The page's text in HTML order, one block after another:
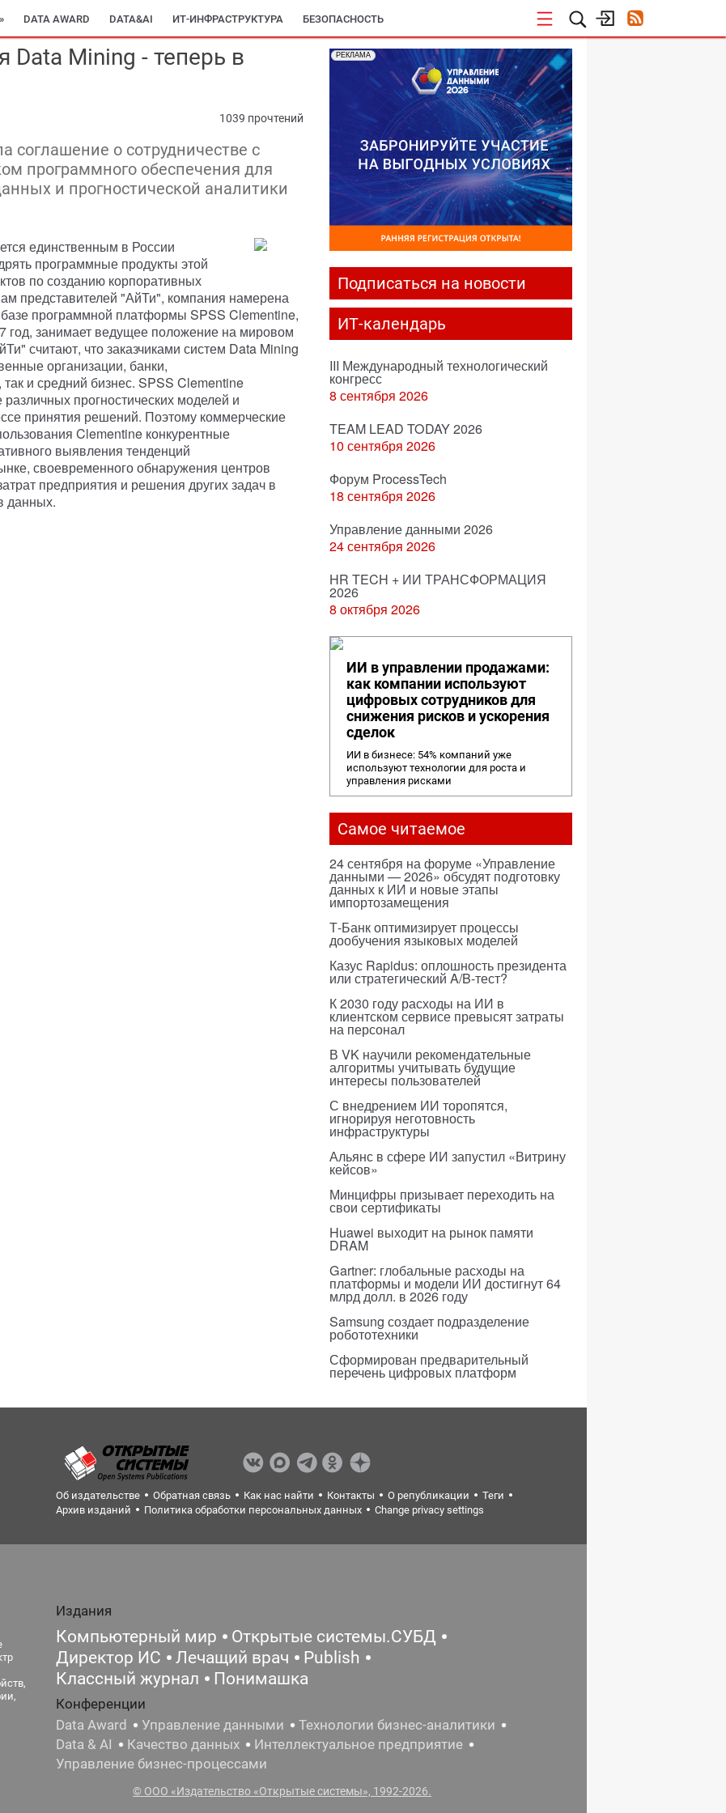
DATA AWARD DATA&AI ИТ-ИНФРАСТРУКТУРА БЕЗОПАСНОСТЬ
Data Mining - теперь в
1039 прочтений
соглашение о сотрудничестве с
программного обеспечения для
и прогностической аналитики
единственным в России
программные продукты этой
по созданию корпоративных
представителей "АйТи", компания намерена
программной платформы SPSS Clementine,
год, занимает ведущее положение на мировом
считают, что заказчиками систем Data Mining
организации, банки,
и средний бизнес. SPSS Clementine
прогностических моделей и
принятия решений. Поэтому коммерческие
Clementine конкурентные
выявления тенденций
своевременного обнаружения центров
предприятия и решения других задач в
данных.
РЕКЛАМА
Подписаться на новости
ИТ-календарь
III Международный технологический
конгресс
8 сентября 2026
TEAM LEAD TODAY 2026
10 сентября 2026
Форум ProcessTech
18 сентября 2026
Управление данными 2026
24 сентября 2026
HR TECH + ИИ ТРАНСФОРМАЦИЯ
2026
8 октября 2026
ИИ в управлении продажами:
как компании используют
цифровых сотрудников для
снижения рисков и ускорения
сделок
ИИ в бизнесе: 54% компаний уже
используют технологии для роста и
управления рисками
Самое читаемое
24 сентября на форуме «Управление
данными — 2026» обсудят подготовку
данных к ИИ и новые этапы
импортозамещения
Т-Банк оптимизирует процессы
дообучения языковых моделей
Казус Rapidus: оплошность президента
или стратегический A/B-тест?
К 2030 году расходы на ИИ в
клиентском сервисе превысят затраты
на персонал
В VK научили рекомендательные
алгоритмы учитывать будущие
интересы пользователей
С внедрением ИИ торопятся,
игнорируя неготовность
инфраструктуры
Альянс в сфере ИИ запустил «Витрину
кейсов»
Минцифры призывает переходить на
свои сертификаты
Huawei выходит на рынок памяти
DRAM
Gartner: глобальные расходы на
платформы и модели ИИ достигнут 64
млрд долл. в 2026 году
Samsung создает подразделение
робототехники
Сформирован предварительный
перечень цифровых платформ
Об издательстве Обратная связь Как нас найти Контакты О републикации
Теги
Архив изданий
Политика обработки персональных данных Change privacy settings
Издания
Компьютерный мир
Открытые системы.СУБД
Директор ИС
Лечащий врач
Publish
Классный журнал
Понимашка
Конференции
Data Award
Управление данными
Технологии бизнес-аналитики
Data & AI
Качество данных
Интеллектуальное предприятие
Управление бизнес-процессами
© ООО «Издательство «Открытые системы», 1992-2026.